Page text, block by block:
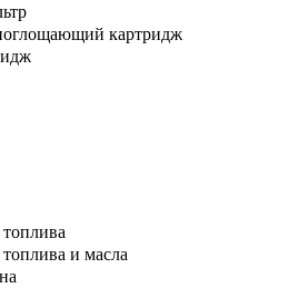
картридж
и масла